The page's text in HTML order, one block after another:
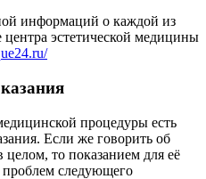
информаций о каждой из
эстетической медицины
процедуры есть
Если же говорить об
то показанием для её
проблем следующего